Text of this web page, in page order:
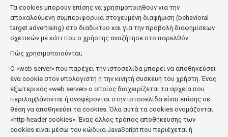
Τα cookies μπορούν επίσης να χρησιμοποιηθούν για την
αποκαλούμενη συμπεριφορικά στοχευμένη διαφήμιση (behavioral
target advertising) στο διαδίκτυο και για την προβολή διαφημίσεων
σχετικών με κάτι που ο χρήστης αναζήτησε στο παρελθόν.
Πώς χρησιμοποιούνται;
Ο «web server» που παρέχει την ιστοσελίδα μπορεί να αποθηκεύσει
ένα cookie στον υπολογιστή ή την κινητή συσκευή του χρήστη. Ένας
εξωτερικός «web server» ο οποίος διαχειρίζεται τα αρχεία που
περιλαμβάνονται ή αναφέρονται στην ιστοσελίδα είναι επίσης σε
θέση να αποθηκεύει τα cookies. Όλα αυτά τα cookies ονομάζονται
«http header cookies». Ένας άλλος τρόπος αποθήκευσης των
cookies είναι μέσω του κώδικα JavaScript που περιέχεται ή